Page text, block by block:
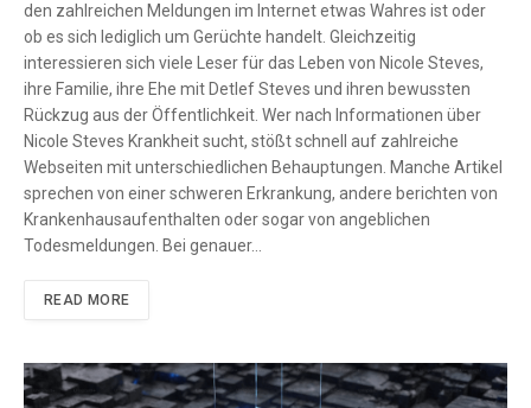
den zahlreichen Meldungen im Internet etwas Wahres ist oder
ob es sich lediglich um Gerüchte handelt. Gleichzeitig
interessieren sich viele Leser für das Leben von Nicole Steves,
ihre Familie, ihre Ehe mit Detlef Steves und ihren bewussten
Rückzug aus der Öffentlichkeit. Wer nach Informationen über
Nicole Steves Krankheit sucht, stößt schnell auf zahlreiche
Webseiten mit unterschiedlichen Behauptungen. Manche Artikel
sprechen von einer schweren Erkrankung, andere berichten von
Krankenhausaufenthalten oder sogar von angeblichen
Todesmeldungen. Bei genauer…
READ MORE